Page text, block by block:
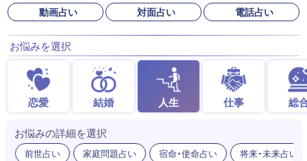
動画占い
対面占い 電話占い
お悩みを選択
恋愛 結婚 人生 仕事 総
お悩みの詳細を選択
前世占い 家庭問題占い 宿命・使命占い 将来・未来占い